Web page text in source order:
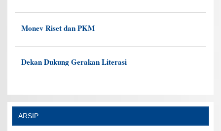
Monev Riset dan PKM
Dekan Dukung Gerakan Literasi
ARSIP